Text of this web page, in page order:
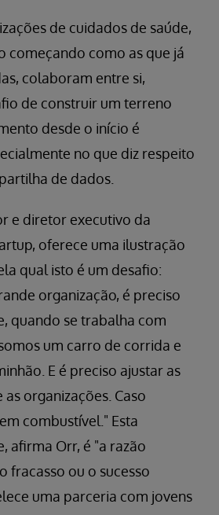
de cuidados de saúde,
começando como as que já
colaboram entre si,
de construir um terreno
desde o início é
no que diz respeito
de dados.
e diretor executivo da
oferece uma ilustração
qual isto é um desafio:
organização, é preciso
quando se trabalha com
um carro de corrida e
E é preciso ajustar as
organizações. Caso
combustível." Esta
afirma Orr, é "a razão
fracasso ou o sucesso
uma parceria com jovens